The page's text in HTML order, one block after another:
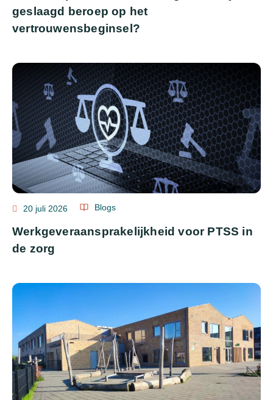
geslaagd beroep op het
vertrouwensbeginsel?
20 juli 2026 Blogs
Werkgeveraansprakelijkheid voor PTSS in
de zorg